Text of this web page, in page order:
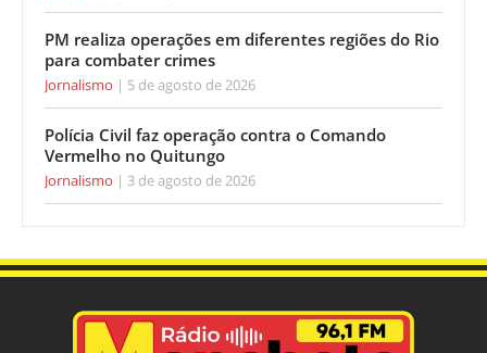
PM realiza operações em diferentes regiões do Rio
para combater crimes
Jornalismo 5 de agosto de 2026
Polícia Civil faz operação contra o Comando
Vermelho no Quitungo
Jornalismo 3 de agosto de 2026